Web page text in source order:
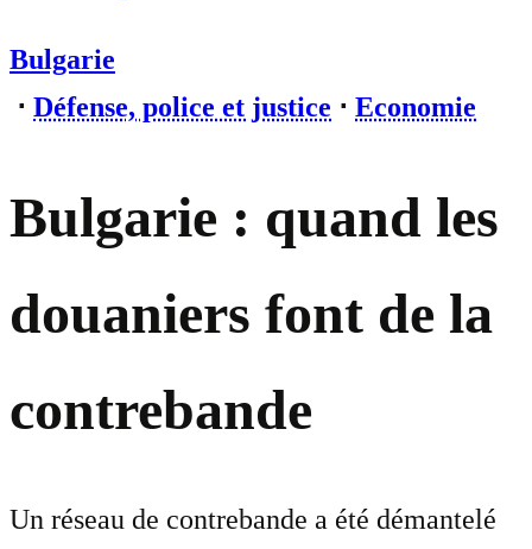
Bulgarie
⋅ Défense, police et justice ⋅ Economie
Bulgarie : quand les
douaniers font de la
contrebande
Un réseau de contrebande a été démantelé